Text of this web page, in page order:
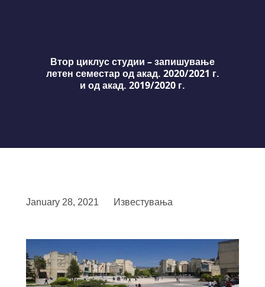
Втор циклус студии – запишување
летен семестар од акад. 2020/2021 г.
и од акад. 2019/2020 г.
January 28, 2021 Известувања